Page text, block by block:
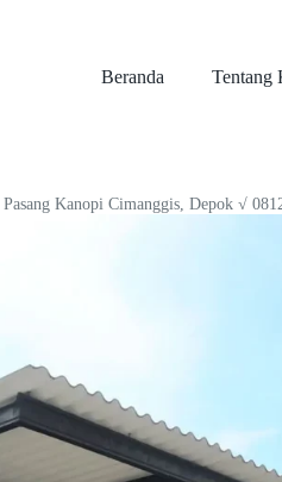
Beranda Tentang
Pasang Kanopi Cimanggis, Depok √